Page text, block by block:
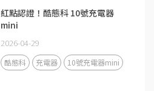
紅點認證！酷態科 10號充電器
mini
2026-04-29
酷態科 充電器 10號充電器mini